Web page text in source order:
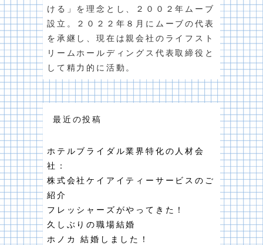
ける」を理念とし、２００２年ムーブ
設立。２０２２年８月にムーブの代表
を承継し、現在は親会社のライフスト
リームホールディングス代表取締役と
して精力的に活動。
最近の投稿
ホテルブライダル業界特化の人材会
社：
株式会社ケイアイティーサービスのご
紹介
フレッシャーズがやってきた！
久しぶりの職場結婚
ホノカ 結婚しました！